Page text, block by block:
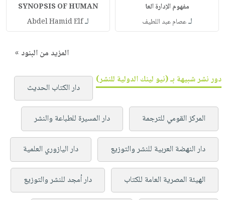
مفهوم الإدارة العا
لـعصام عبد اللطيف
SYNOPSIS OF HUMAN
لـAbdel Hamid Elf
المزيد من البنود »
دور نشر شبيهة بـ (نيو لينك الدولية للنشر)
دار الكتاب الحديث
المركز القومي للترجمة دار المسيرة للطباعة والنشر
دار النهضة العربية للنشر والتوزيع دار اليازوري العلمية
الهيئة المصرية العامة للكتاب دار أمجد للنشر والتوزيع